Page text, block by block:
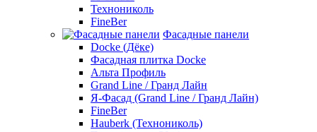
Технониколь
FineBer
Фасадные панели
Docke (Дёке)
Фасадная плитка Docke
Альта Профиль
Grand Line / Гранд Лайн
Я-Фасад (Grand Line / Гранд Лайн)
FineBer
Hauberk (Технониколь)